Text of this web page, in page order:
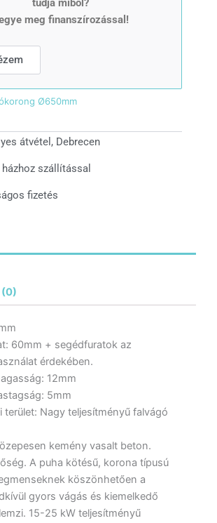
tudja miből?
meg finanszírozással!
Ø650mm
átvétel, Debrecen
szállítással
fizetés
(0)
60mm + segédfuratok az
érdekében.
12mm
5mm
terület: Nagy teljesítményű falvágó
kemény vasalt beton.
A puha kötésű, korona típusú
köszönhetően a
gyors vágás és kiemelkedő
15-25 kW teljesítményű